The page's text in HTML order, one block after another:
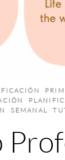
SEMANAL ,